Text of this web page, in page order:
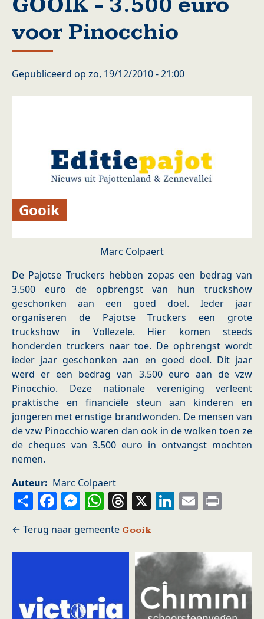
voor Pinocchio
Gepubliceerd op zo, 19/12/2010 - 21:00
Gooik
Marc Colpaert
De Pajotse Truckers hebben zopas een bedrag van
3.500 euro de opbrengst van hun truckshow
geschonken aan een goed doel. Ieder jaar
organiseren de Pajotse Truckers een grote
truckshow in Vollezele. Hier komen steeds
honderden truckers naar toe. De opbrengst wordt
ieder jaar geschonken aan en goed doel. Dit jaar
werd er een bedrag van 3.500 euro aan de vzw
Pinocchio. Deze nationale vereniging verleent
praktische en financiële steun aan kinderen en
jongeren met ernstige brandwonden. De mensen van
de vzw Pinocchio waren dan ook in de wolken toen ze
de cheques van 3.500 euro in ontvangst mochten
nemen.
Auteur
Marc Colpaert
ShareFacebook
Messenger
WhatsApp
Threads
X LinkedIn
Email
Gooik